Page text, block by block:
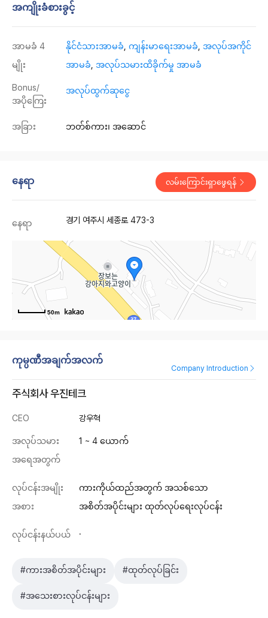
အကျိုးခံစားခွင့်
အာမခံ 4
မျိုး
နိုင်ငံသားအာမခံ ကျန်းမာရေးအာမခံ အလုပ်အကိုင်
အာမခံ အလုပ်သမားထိခိုက်မှု အာမခံ
Bonus/
အပိုကြေး
အလုပ်ထွက်ဆုငွေ
အခြား ဘတ်စ်ကား၊ အဆောင်
နေရာ လမ်းကြောင်းရှာဖွေရန်
နေရာ 경기 여주시 세종로 473-3
50m
ကုမ္ပဏီအချက်အလက်
Company Introduction
주식회사 우진테크
CEO 강우혁
အလုပ်သမား
အရေအတွက်
1 ~ 4 ယောက်
လုပ်ငန်းအမျိုး
အစား
ကားကိုယ်ထည်အတွက် အသစ်သော
အစိတ်အပိုင်းများ ထုတ်လုပ်ရေးလုပ်ငန်း
လုပ်ငန်းနယ်ပယ် .
#ကားအစိတ်အပိုင်းများ #ထုတ်လုပ်ခြင်း
#အသေးစားလုပ်ငန်းများ